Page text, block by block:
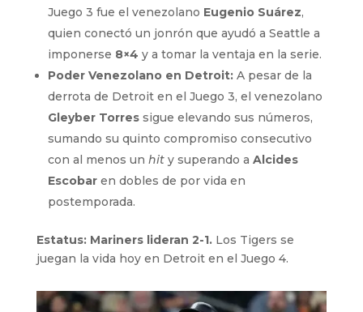
Juego 3 fue el venezolano Eugenio Suárez,
quien conectó un jonrón que ayudó a Seattle a
imponerse 8×4 y a tomar la ventaja en la serie.
Poder Venezolano en Detroit:A pesar de la
derrota de Detroit en el Juego 3, el venezolano
Gleyber Torressigue elevando sus números,
sumando su quinto compromiso consecutivo
con al menos un hity superando a Alcides
Escobaren dobles de por vida en
postemporada.
Estatus: Mariners lideran 2-1.Los Tigers se
juegan la vida hoy en Detroit en el Juego 4.